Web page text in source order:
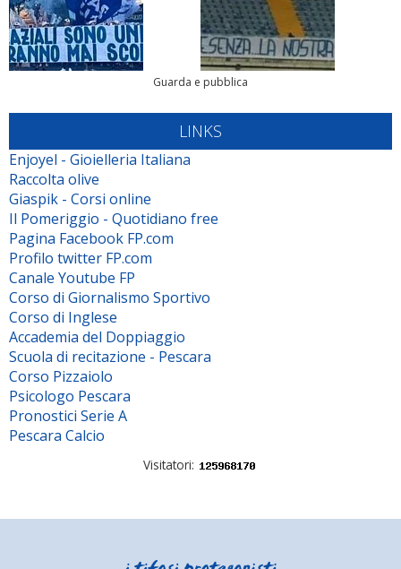
Guarda e pubblica
LINKS
Enjoyel - Gioielleria Italiana
Raccolta olive
Giaspik - Corsi online
Il Pomeriggio - Quotidiano free
Pagina Facebook FP.com
Profilo twitter FP.com
Canale Youtube FP
Corso di Giornalismo Sportivo
Corso di Inglese
Accademia del Doppiaggio
Scuola di recitazione - Pescara
Corso Pizzaiolo
Psicologo Pescara
Pronostici Serie A
Pescara Calcio
Visitatori: